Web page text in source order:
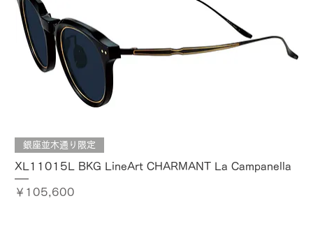
銀座並木通り限定
XL11015L BKG LineArt CHARMANT La Campanella
価格
￥105,600